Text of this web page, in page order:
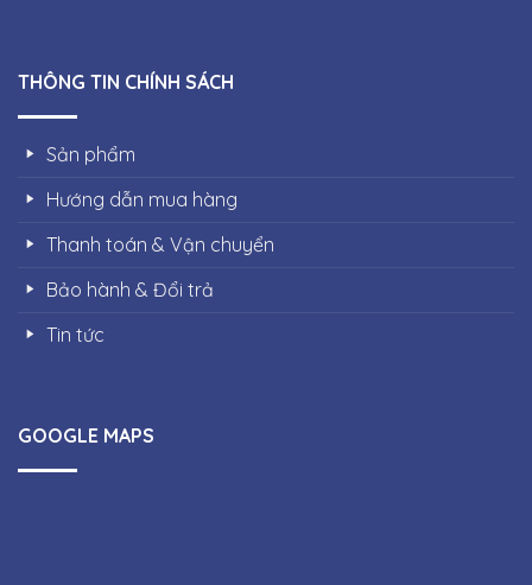
THÔNG TIN CHÍNH SÁCH
Sản phẩm
Hướng dẫn mua hàng
Thanh toán & Vận chuyển
Bảo hành & Đổi trả
Tin tức
GOOGLE MAPS